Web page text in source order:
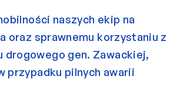
naszych ekip na
oraz sprawnemu korzystaniu z
drogowego gen. Zawackiej,
przypadku pilnych awarii